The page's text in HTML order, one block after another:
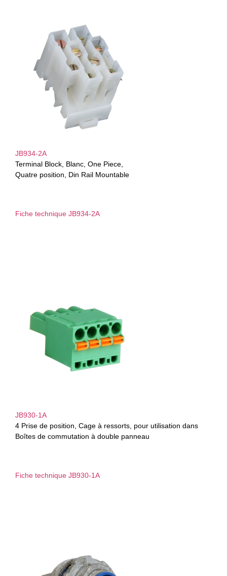
JB934-2A
Terminal Block, Blanc, One Piece,
Quatre position, Din Rail Mountable
Fiche technique JB934-2A
JB930-1A
4 Prise de position, Cage à ressorts, pour utilisation dans
Boîtes de commutation à double panneau
Fiche technique JB930-1A